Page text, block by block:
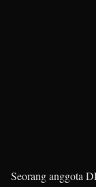
Seorang anggota